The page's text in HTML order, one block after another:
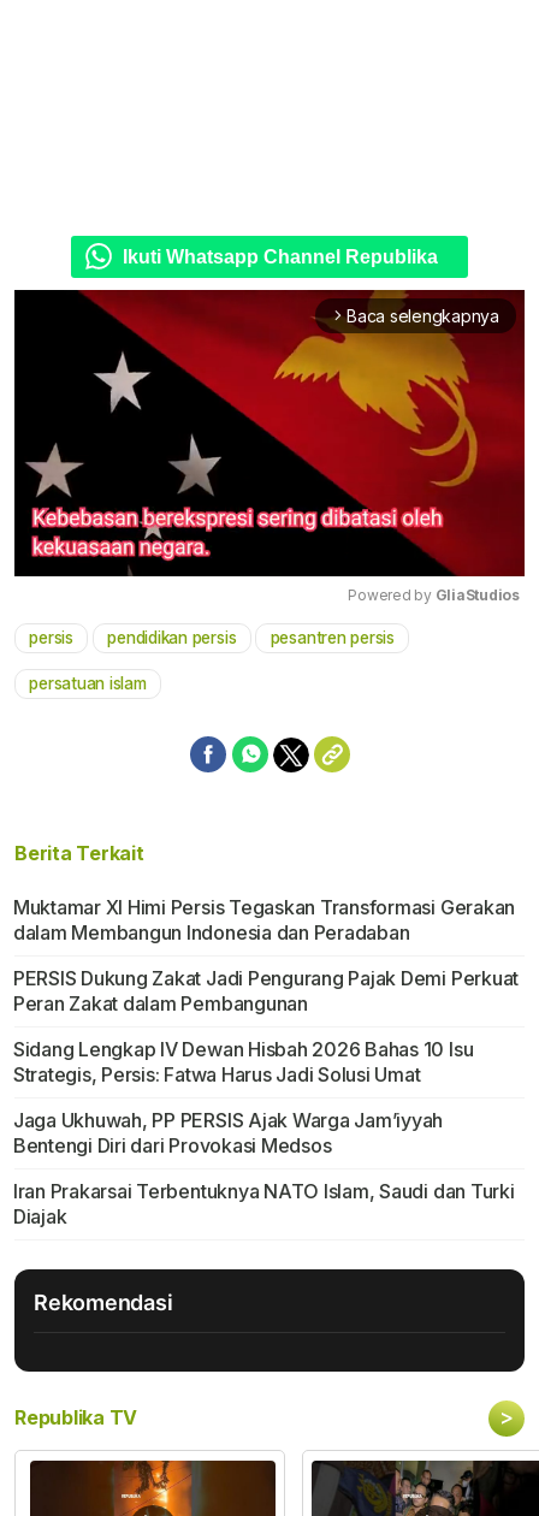
Ikuti Whatsapp Channel Republika
arrow_forward_ios Baca selengkapnya
Powered by GliaStudios
persis pendidikan persis pesantren persis
persatuan islam
Berita Terkait
Muktamar XI Himi Persis Tegaskan Transformasi Gerakan
dalam Membangun Indonesia dan Peradaban
PERSIS Dukung Zakat Jadi Pengurang Pajak Demi Perkuat
Peran Zakat dalam Pembangunan
Sidang Lengkap IV Dewan Hisbah 2026 Bahas 10 Isu
Strategis, Persis: Fatwa Harus Jadi Solusi Umat
Jaga Ukhuwah, PP PERSIS Ajak Warga Jam’iyyah
Bentengi Diri dari Provokasi Medsos
Iran Prakarsai Terbentuknya NATO Islam, Saudi dan Turki
Diajak
Rekomendasi
Republika TV >